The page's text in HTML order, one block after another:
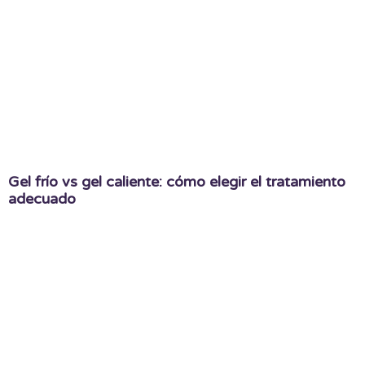
Gel frío vs gel caliente: cómo elegir el tratamiento
adecuado